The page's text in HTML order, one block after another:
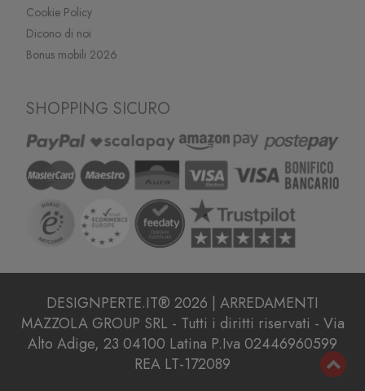
Cookie Policy
Dicono di noi
Bonus mobili 2026
SHOPPING SICURO
DESIGNPERTE.IT® 2026 | ARREDAMENTI
MAZZOLA GROUP SRL - Tutti i diritti riservati - Via
Alto Adige, 23 04100 Latina P.Iva 02446960599
REA LT-172089